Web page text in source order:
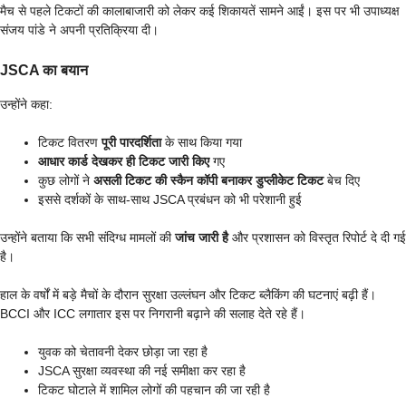
मैच से पहले टिकटों की कालाबाजारी को लेकर कई शिकायतें सामने आईं। इस पर भी उपाध्यक्ष
संजय पांडे ने अपनी प्रतिक्रिया दी।
JSCA का बयान
उन्होंने कहा:
टिकट वितरणपूरी पारदर्शिताके साथ किया गया
आधार कार्ड देखकर ही टिकट जारी किएगए
कुछ लोगों ने असली टिकट की स्कैन कॉपी बनाकर डुप्लीकेट टिकटबेच दिए
इससे दर्शकों के साथ-साथ JSCA प्रबंधन को भी परेशानी हुई
उन्होंने बताया कि सभी संदिग्ध मामलों कीजांच जारी हैऔर प्रशासन को विस्तृत रिपोर्ट दे दी गई
है।
हाल के वर्षों में बड़े मैचों के दौरान सुरक्षा उल्लंघन और टिकट ब्लैकिंग की घटनाएं बढ़ी हैं।
BCCI और ICC लगातार इस पर निगरानी बढ़ाने की सलाह देते रहे हैं।
युवक को चेतावनी देकर छोड़ा जा रहा है
JSCA सुरक्षा व्यवस्था की नई समीक्षा कर रहा है
टिकट घोटाले में शामिल लोगों की पहचान की जा रही है